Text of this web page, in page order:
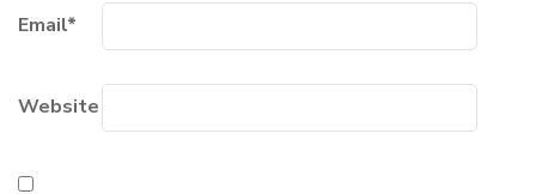
Email*
Website